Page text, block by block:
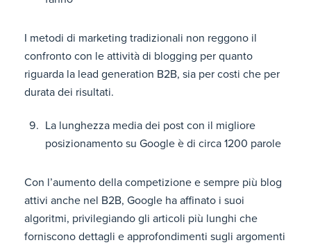
I metodi di marketing tradizionali non reggono il
confronto con le attività di blogging per quanto
riguarda la lead generation B2B, sia per costi che per
durata dei risultati.
La lunghezza media dei post con il migliore
posizionamento su Google è di circa 1200 parole
Con l’aumento della competizione e sempre più blog
attivi anche nel B2B, Google ha affinato i suoi
algoritmi, privilegiando gli articoli più lunghi che
forniscono dettagli e approfondimenti sugli argomenti